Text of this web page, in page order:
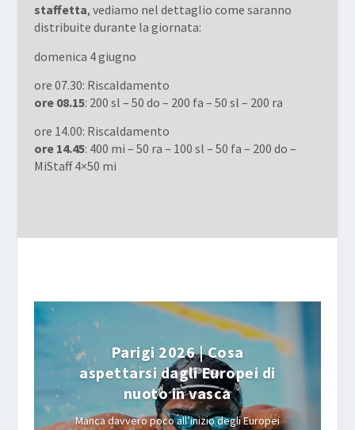
staffetta, vediamo nel dettaglio come saranno
distribuite durante la giornata:
domenica 4 giugno
ore 07.30: Riscaldamento
ore 08.15: 200 sl – 50 do – 200 fa – 50 sl – 200 ra
ore 14.00: Riscaldamento
ore 14.45: 400 mi – 50 ra – 100 sl – 50 fa – 200 do –
MiStaff 4×50 mi
Parigi 2026 | Cosa
aspettarsi dagli Europei di
nuoto in vasca
Manca davvero poco all’inizio degli Europei